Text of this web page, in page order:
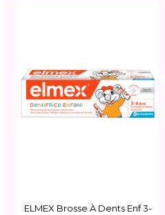
ELMEX Brosse À Dents Enf 3-